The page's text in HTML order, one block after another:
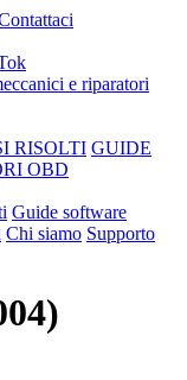
RISOLTI GUIDE
OBD
Guide software
Chi siamo Supporto